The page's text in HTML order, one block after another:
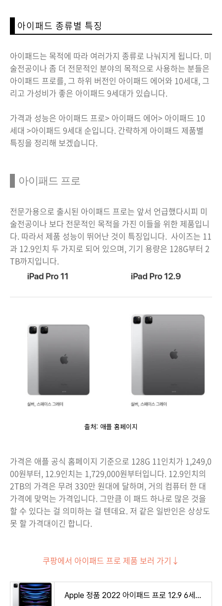
아이패드 종류별 특징
아이패드는 목적에 따라 여러가지 종류로 나눠지게 됩니다. 미
술전공이나 좀 더 전문적인 분야의 목적으로 사용하는 분들은
아이패드 프로를, 그 하위 버전인 아이패드 에어와 10세대, 그
리고 가성비가 좋은 아이패드 9세대가 있습니다.
가격과 성능은 아이패드 프로> 아이패드 에어> 아이패드 10
세대 >아이패드 9세대 순입니다. 간략하게 아이패드 제품별
특징을 정리해 보겠습니다.
아이패드 프로
전문가용으로 출시된 아이패드 프로는 앞서 언급했다시피 미
술전공이나 보다 전문적인 목적을 가진 이들을 위한 제품입니
다. 따라서 제품 성능이 뛰어난 것이 특징입니다. 사이즈는 11
과 12.9인치 두 가지로 되어 있으며, 기기 용량은 128G부터 2
TB까지입니다.
출처: 애플 홈페이지
가격은 애플 공식 홈페이지 기준으로 128G 11인치가 1,249,0
00원부터, 12.9인치는 1,729,000원부터입니다. 12.9인치의
2TB의 가격은 무려 330만 원대에 달하며, 거의 컴퓨터 한 대
가격에 맞먹는 가격입니다. 그만큼 이 패드 하나로 많은 것을
할 수 있다는 걸 의미하는 걸 텐데요. 저 같은 일반인은 상상도
못 할 가격대이긴 합니다.
쿠팡에서 아이패드 프로 제품 보러 가기↓
Apple 정품 2022 아이패드 프로 12.9 6세대 M2칩